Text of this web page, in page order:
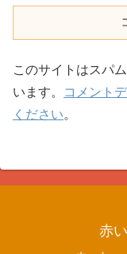
このサイトはスパ
います。
コメント
ください。
赤